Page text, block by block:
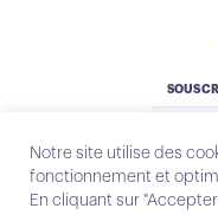
Notre site utilise des
fonctionnement et
En cliquant sur